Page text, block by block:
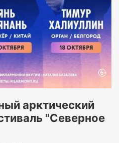
арктический
"Северное